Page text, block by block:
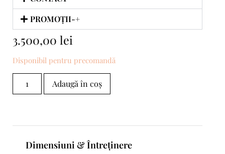
PROMOȚII-+
3.500,00 lei
Disponibil pentru precomandă
Adaugă în coș
Dimensiuni & Întreținere